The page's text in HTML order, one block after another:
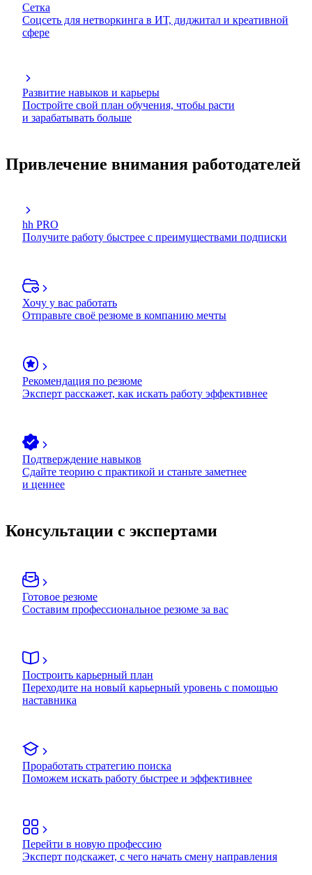
Сетка
Соцсеть для нетворкинга в ИТ, диджитал и креативной
сфере
Развитие навыков и карьеры
Постройте свой план обучения, чтобы расти
и зарабатывать больше
Привлечение внимания работодателей
hh PRO
Получите работу быстрее с преимуществами подписки
Хочу у вас работать
Отправьте своё резюме в компанию мечты
Рекомендация по резюме
Эксперт расскажет, как искать работу эффективнее
Подтверждение навыков
Сдайте теорию с практикой и станьте заметнее
и ценнее
Консультации с экспертами
Готовое резюме
Составим профессиональное резюме за вас
Построить карьерный план
Переходите на новый карьерный уровень с помощью
наставника
Проработать стратегию поиска
Поможем искать работу быстрее и эффективнее
Перейти в новую профессию
Эксперт подскажет, с чего начать смену направления